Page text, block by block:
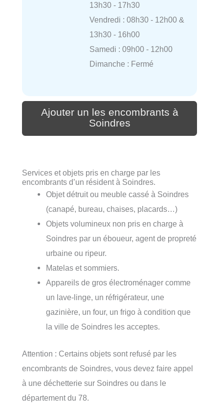
13h30 - 17h30
Vendredi : 08h30 - 12h00 &
13h30 - 16h00
Samedi : 09h00 - 12h00
Dimanche : Fermé
Ajouter un les encombrants à
Soindres
Services et objets pris en charge par les
encombrants d’un résident à Soindres.
Objet détruit ou meuble cassé à Soindres
(canapé, bureau, chaises, placards…)
Objets volumineux non pris en charge à
Soindres par un éboueur, agent de propreté
urbaine ou ripeur.
Matelas et sommiers.
Appareils de gros électroménager comme
un lave-linge, un réfrigérateur, une
gazinière, un four, un frigo à condition que
la ville de Soindres les acceptes.
Attention : Certains objets sont refusé par les
encombrants de Soindres, vous devez faire appel
à une déchetterie sur Soindres ou dans le
département du 78.